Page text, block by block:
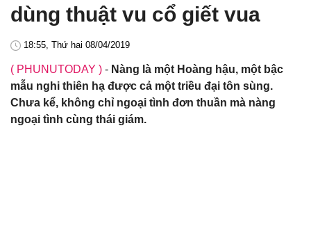
dùng thuật vu cổ giết vua
18:55, Thứ hai 08/04/2019
( PHUNUTODAY ) - Nàng là một Hoàng hậu, một bậc
mẫu nghi thiên hạ được cả một triều đại tôn sùng.
Chưa kể, không chỉ ngoại tình đơn thuần mà nàng
ngoại tình cùng thái giám.